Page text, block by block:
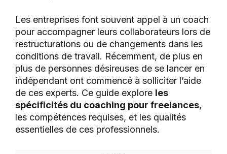
Les entreprises font souvent appel à un coach
pour accompagner leurs collaborateurs lors de
restructurations ou de changements dans les
conditions de travail. Récemment, de plus en
plus de personnes désireuses de se lancer en
indépendant ont commencé à solliciter l’aide
de ces experts. Ce guide explore les
spécificités du coaching pour freelances,
les compétences requises, et les qualités
essentielles de ces professionnels.